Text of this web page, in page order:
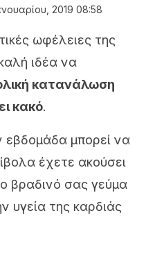
2019 08:58
ωφέλειες της
ιδέα να
κατανάλωση
κακό.
μπορεί να
έχετε ακούσει
βραδινό σας γεύμα
υγεία της καρδιάς